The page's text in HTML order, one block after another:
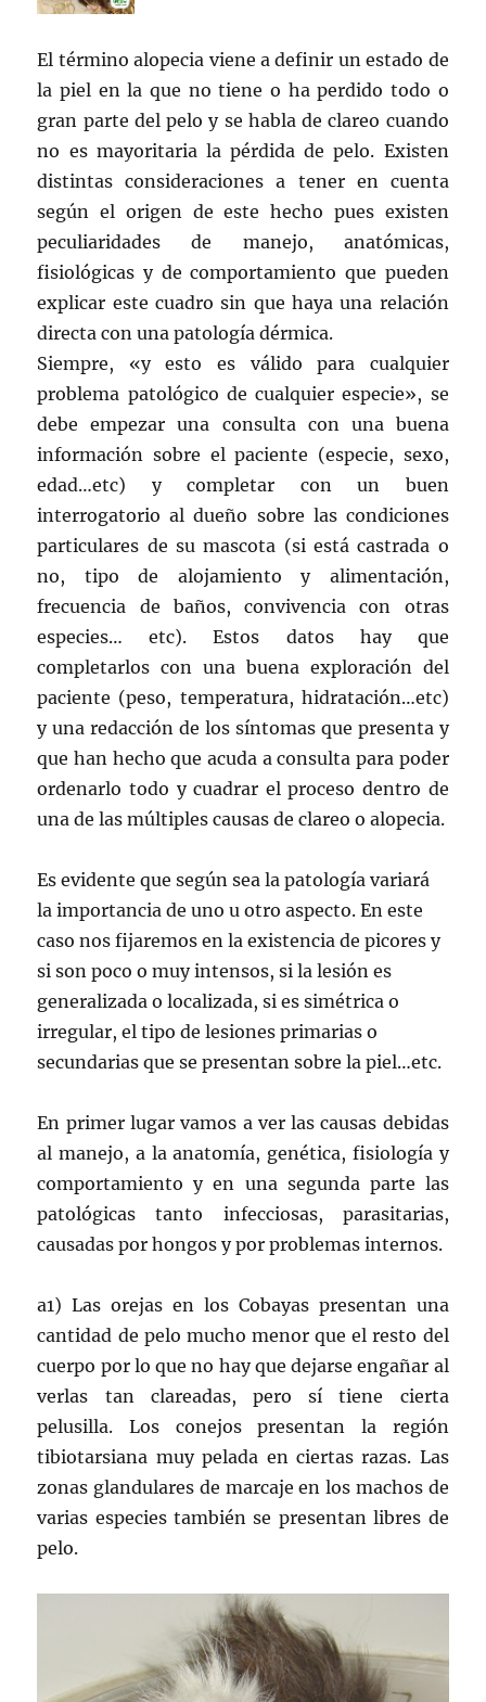
El término alopecia viene a definir un estado de
la piel en la que no tiene o ha perdido todo o
gran parte del pelo y se habla de clareo cuando
no es mayoritaria la pérdida de pelo. Existen
distintas consideraciones a tener en cuenta
según el origen de este hecho pues existen
peculiaridades de manejo, anatómicas,
fisiológicas y de comportamiento que pueden
explicar este cuadro sin que haya una relación
directa con una patología dérmica.
Siempre, «y esto es válido para cualquier
problema patológico de cualquier especie», se
debe empezar una consulta con una buena
información sobre el paciente (especie, sexo,
edad…etc) y completar con un buen
interrogatorio al dueño sobre las condiciones
particulares de su mascota (si está castrada o
no, tipo de alojamiento y alimentación,
frecuencia de baños, convivencia con otras
especies… etc). Estos datos hay que
completarlos con una buena exploración del
paciente (peso, temperatura, hidratación…etc)
y una redacción de los síntomas que presenta y
que han hecho que acuda a consulta para poder
ordenarlo todo y cuadrar el proceso dentro de
una de las múltiples causas de clareo o alopecia.
Es evidente que según sea la patología variará
la importancia de uno u otro aspecto. En este
caso nos fijaremos en la existencia de picores y
si son poco o muy intensos, si la lesión es
generalizada o localizada, si es simétrica o
irregular, el tipo de lesiones primarias o
secundarias que se presentan sobre la piel…etc.
En primer lugar vamos a ver las causas debidas
al manejo, a la anatomía, genética, fisiología y
comportamiento y en una segunda parte las
patológicas tanto infecciosas, parasitarias,
causadas por hongos y por problemas internos.
a1) Las orejas en los Cobayas presentan una
cantidad de pelo mucho menor que el resto del
cuerpo por lo que no hay que dejarse engañar al
verlas tan clareadas, pero sí tiene cierta
pelusilla. Los conejos presentan la región
tibiotarsiana muy pelada en ciertas razas. Las
zonas glandulares de marcaje en los machos de
varias especies también se presentan libres de
pelo.